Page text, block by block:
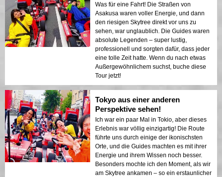
Was für eine Fahrt! Die Straßen von
Asakusa waren voller Energie, und dann
den riesigen Skytree direkt vor uns zu
sehen, war unglaublich. Die Guides waren
absolute Legenden – super lustig,
professionell und sorgten dafür, dass jeder
eine tolle Zeit hatte. Wenn du nach etwas
Außergewöhnlichem suchst, buche diese
Tour jetzt!
Tokyo aus einer anderen
Perspektive sehen!
Ich war ein paar Mal in Tokio, aber dieses
Erlebnis war völlig einzigartig! Die Route
führte uns durch einige der ikonischsten
Orte, und die Guides machten es mit ihrer
Energie und ihrem Wissen noch besser.
Besonders mochte ich den Moment, als wir
am Skytree ankamen – so ein erstaunlicher